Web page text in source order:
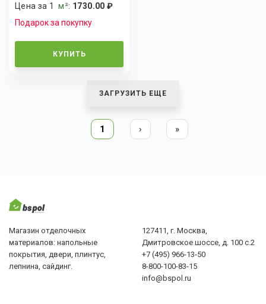
Цена за 1м²: 1730.00 ₽
Подарок за покупку
КУПИТЬ
ЗАГРУЗИТЬ ЕЩЕ
1 › »
Магазин отделочных
материалов: напольные
покрытия, двери, плинтус,
лепнина, сайдинг.
127411, г. Москва,
Дмитровское шоссе, д. 100 с.2
+7 (495) 966-13-50
8-800-100-83-15
info@bspol.ru